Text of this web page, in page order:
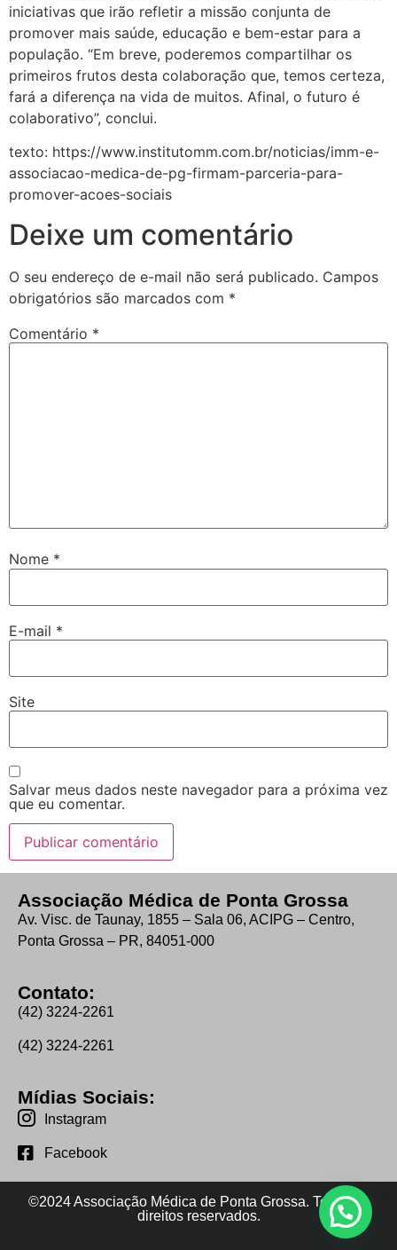
iniciativas que irão refletir a missão conjunta de
promover mais saúde, educação e bem-estar para a
população. “Em breve, poderemos compartilhar os
primeiros frutos desta colaboração que, temos certeza,
fará a diferença na vida de muitos. Afinal, o futuro é
colaborativo”, conclui.
texto: https://www.institutomm.com.br/noticias/imm-e-
associacao-medica-de-pg-firmam-parceria-para-
promover-acoes-sociais
Deixe um comentário
O seu endereço de e-mail não será publicado. Campos
obrigatórios são marcados com *
Comentário *
Nome *
E-mail *
Site
Salvar meus dados neste navegador para a próxima vez
que eu comentar.
Associação Médica de Ponta Grossa
Av. Visc. de Taunay, 1855 – Sala 06, ACIPG – Centro,
Ponta Grossa – PR, 84051-000
Contato:
(42) 3224-2261
(42) 3224-2261
Mídias Sociais:
Instagram
Facebook
©2024 Associação Médica de Ponta Grossa. Todos os
direitos reservados.